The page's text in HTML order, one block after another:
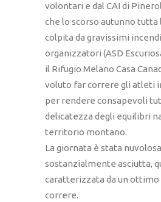
volontari e dal CAI di
che lo scorso autunno tutta
colpita da gravissimi
organizzatori (ASD
il Rifugio Melano Casa
voluto far correre gli atleti
per rendere consapevoli
delicatezza degli equilibri
territorio montano.
La giornata è stata
sostanzialmente asciutta,
caratterizzata da un ottimo
correre.